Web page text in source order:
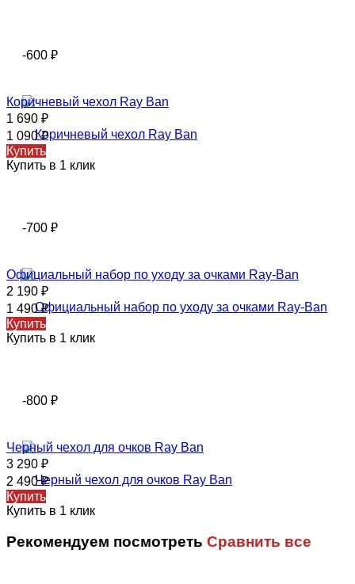
-600 ₽
Коричневый чехол Ray Ban
1 690 ₽
1 090₽
Купить
Купить в 1 клик
-700 ₽
Официальный набор по уходу за очками Ray-Ban
2 190 ₽
1 490₽
Купить
Купить в 1 клик
-800 ₽
Черный чехол для очков Ray Ban
3 290 ₽
2 490₽
Купить
Купить в 1 клик
Рекомендуем посмотреть Сравнить все